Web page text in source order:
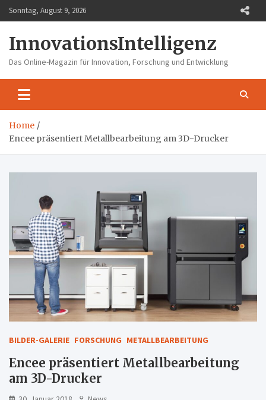
Skip
to
Sonntag, August 9, 2026
InnovationsIntelligenz
Das Online-Magazin für Innovation, Forschung und Entwicklung
Home
Encee präsentiert Metallbearbeitung am 3D-Drucker
BILDER-GALERIE FORSCHUNG METALLBEARBEITUNG
Encee präsentiert Metallbearbeitung
am 3D-Drucker